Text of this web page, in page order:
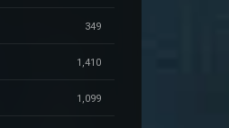
349
1,410
1,099